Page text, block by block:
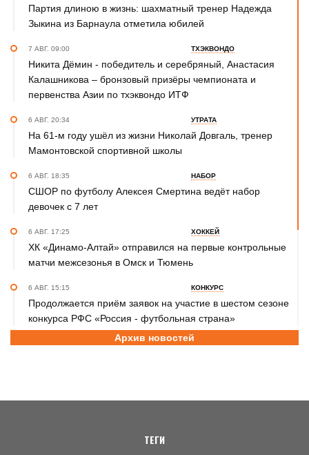
Партия длиною в жизнь: шахматный тренер Надежда
Зыкина из Барнаула отметила юбилей
7 АВГ. 09:00 ТХЭКВОНДО
Никита Дёмин - победитель и серебряный, Анастасия
Калашникова – бронзовый призёры чемпионата и
первенства Азии по тхэквондо ИТФ
6 АВГ. 20:34 УТРАТА
На 61-м году ушёл из жизни Николай Довгаль, тренер
Мамонтовской спортивной школы
6 АВГ. 18:35 НАБОР
СШОР по футболу Алексея Смертина ведёт набор
девочек с 7 лет
6 АВГ. 17:25 ХОККЕЙ
ХК «Динамо-Алтай» отправился на первые контрольные
матчи межсезонья в Омск и Тюмень
6 АВГ. 15:15 КОНКУРС
Продолжается приём заявок на участие в шестом сезоне
конкурса РФС «Россия - футбольная страна»
СПОРТИВНАЯ ПОЛИТИКА
6 АВГ. 12:55 ГРЕБЛЯ НА БАЙДАРКАХ И КАНОЭ
Архив новостей
ТЕГИ